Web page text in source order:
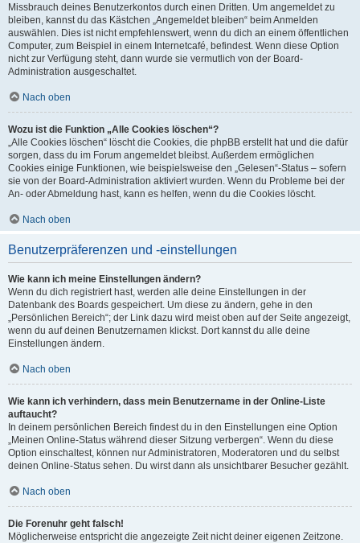
Missbrauch deines Benutzerkontos durch einen Dritten. Um angemeldet zu
bleiben, kannst du das Kästchen „Angemeldet bleiben“ beim Anmelden
auswählen. Dies ist nicht empfehlenswert, wenn du dich an einem öffentlichen
Computer, zum Beispiel in einem Internetcafé, befindest. Wenn diese Option
nicht zur Verfügung steht, dann wurde sie vermutlich von der Board-
Administration ausgeschaltet.
Nach oben
Wozu ist die Funktion „Alle Cookies löschen“?
„Alle Cookies löschen“ löscht die Cookies, die phpBB erstellt hat und die dafür
sorgen, dass du im Forum angemeldet bleibst. Außerdem ermöglichen
Cookies einige Funktionen, wie beispielsweise den „Gelesen“-Status – sofern
sie von der Board-Administration aktiviert wurden. Wenn du Probleme bei der
An- oder Abmeldung hast, kann es helfen, wenn du die Cookies löscht.
Nach oben
Benutzerpräferenzen und -einstellungen
Wie kann ich meine Einstellungen ändern?
Wenn du dich registriert hast, werden alle deine Einstellungen in der
Datenbank des Boards gespeichert. Um diese zu ändern, gehe in den
„Persönlichen Bereich“; der Link dazu wird meist oben auf der Seite angezeigt,
wenn du auf deinen Benutzernamen klickst. Dort kannst du alle deine
Einstellungen ändern.
Nach oben
Wie kann ich verhindern, dass mein Benutzername in der Online-Liste
auftaucht?
In deinem persönlichen Bereich findest du in den Einstellungen eine Option
„Meinen Online-Status während dieser Sitzung verbergen“. Wenn du diese
Option einschaltest, können nur Administratoren, Moderatoren und du selbst
deinen Online-Status sehen. Du wirst dann als unsichtbarer Besucher gezählt.
Nach oben
Die Forenuhr geht falsch!
Möglicherweise entspricht die angezeigte Zeit nicht deiner eigenen Zeitzone.